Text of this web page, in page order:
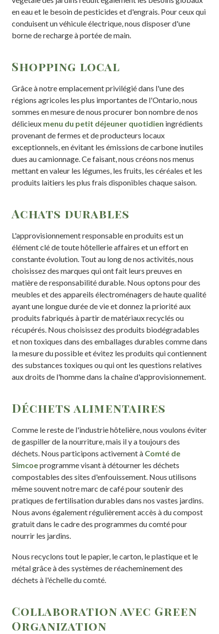
en eau et le besoin de pesticides et d'engrais. Pour ceux qui
conduisent un véhicule électrique, nous disposer d'une
borne de recharge à portée de main.
Shopping local
Grâce à notre emplacement privilégié dans l'une des
régions agricoles les plus importantes de l'Ontario, nous
sommes en mesure de nous procurer bon nombre de nos
délicieux menu du petit déjeuner quotidien ingrédients
provenant de fermes et de producteurs locaux
exceptionnels, en évitant les émissions de carbone inutiles
dues au camionnage. Ce faisant, nous créons nos menus
mettant en valeur les légumes, les fruits, les céréales et les
produits laitiers les plus frais disponibles chaque saison.
Achats durables
L'approvisionnement responsable en produits est un
élément clé de toute hôtellerie affaires et un effort en
constante évolution. Tout au long de nos activités, nous
choisissez des marques qui ont fait leurs preuves en
matière de responsabilité durable. Nous optons pour des
meubles et des appareils électroménagers de haute qualité
ayant une longue durée de vie et donnez la priorité aux
produits fabriqués à partir de matériaux recyclés ou
récupérés. Nous choisissez des produits biodégradables
et non toxiques dans des emballages durables comme dans
la mesure du possible et évitez les produits qui contiennent
des substances toxiques ou qui ont les questions relatives
aux droits de l'homme dans la chaîne d'approvisionnement.
Déchets alimentaires
Comme le reste de l'industrie hôtelière, nous voulons éviter
de gaspiller de la nourriture, mais il y a toujours des
déchets. Nous participons activement à Comté de
Simcoeprogramme visant à détourner les déchets
compostables des sites d'enfouissement. Nous utilisons
même souvent notre marc de café pour soutenir des
pratiques de fertilisation durables dans nos vastes jardins.
Nous avons également régulièrement accès à du compost
gratuit dans le cadre des programmes du comté pour
nourrir les jardins.
Nous recyclons tout le papier, le carton, le plastique et le
métal grâce à des systèmes de réacheminement des
déchets à l'échelle du comté.
Collaboration avec Green
Organization